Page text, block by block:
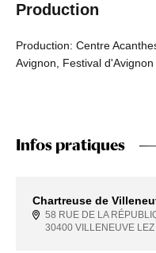
Production
Production: Centre
Avignon, Festival
Infos pratiques
Chartreuse de
58 RUE DE LA
30400 VILLENEUVE LEZ